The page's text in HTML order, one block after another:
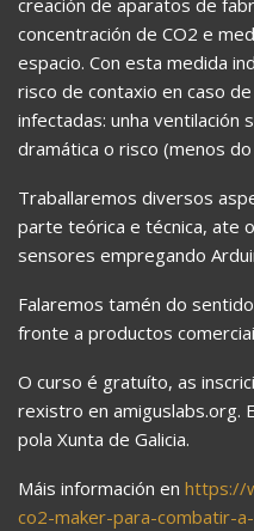
creación de aparatos de
concentración de CO2 e
espacio. Con esta medida
risco de contaxio en caso
infectadas: unha ventilación
dramática o risco (menos do
Traballaremos diversos
parte teórica e técnica, ate
sensores empregando
Falaremos tamén do
fronte a productos
O curso é gratuíto, as
rexistro en amiguslabs.org.
pola Xunta de Galicia.
Máis información en https://
co2-maker-para-combatir-